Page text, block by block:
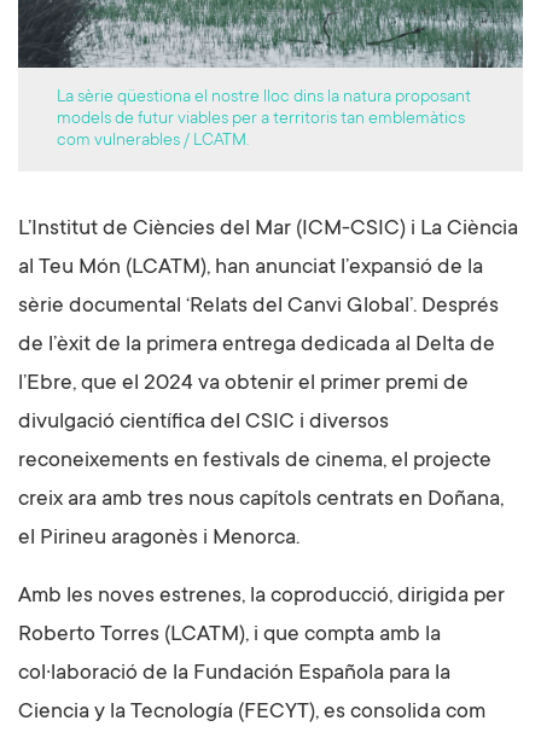
La sèrie qüestiona el nostre lloc dins la natura proposant
models de futur viables per a territoris tan emblemàtics
com vulnerables / LCATM.
L’Institut de Ciències del Mar (ICM-CSIC) i La Ciència
al Teu Món (LCATM), han anunciat l’expansió de la
sèrie documental ‘Relats del Canvi Global’. Després
de l’èxit de la primera entrega dedicada al Delta de
l’Ebre, que el 2024 va obtenir el primer premi de
divulgació científica del CSIC i diversos
reconeixements en festivals de cinema, el projecte
creix ara amb tres nous capítols centrats en Doñana,
el Pirineu aragonès i Menorca.
Amb les noves estrenes, la coproducció, dirigida per
Roberto Torres (LCATM), i que compta amb la
col·laboració de la Fundación Española para la
Ciencia y la Tecnología (FECYT), es consolida com